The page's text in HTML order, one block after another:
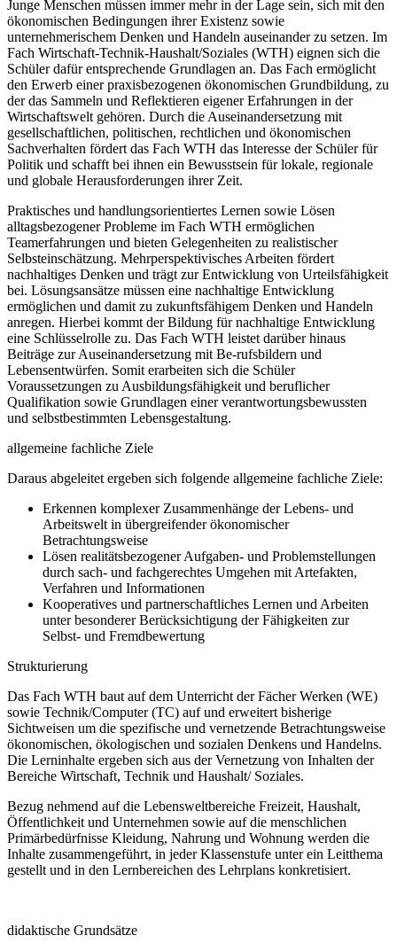
Junge Menschen müssen immer mehr in der Lage sein, sich mit den
ökonomischen Bedingungen ihrer Existenz sowie
unternehmerischem Denken und Handeln auseinander zu setzen. Im
Fach Wirtschaft-Technik-Haushalt/Soziales (WTH) eignen sich die
Schüler dafür entsprechende Grundlagen an. Das Fach ermöglicht
den Erwerb einer praxisbezogenen ökonomischen Grundbildung, zu
der das Sammeln und Reflektieren eigener Erfahrungen in der
Wirtschaftswelt gehören. Durch die Auseinandersetzung mit
gesellschaftlichen, politischen, rechtlichen und ökonomischen
Sachverhalten fördert das Fach WTH das Interesse der Schüler für
Politik und schafft bei ihnen ein Bewusstsein für lokale, regionale
und globale Herausforderungen ihrer Zeit.
Praktisches und handlungsorientiertes Lernen sowie Lösen
alltagsbezogener Probleme im Fach WTH ermöglichen
Teamerfahrungen und bieten Gelegenheiten zu realistischer
Selbsteinschätzung. Mehrperspektivisches Arbeiten fördert
nachhaltiges Denken und trägt zur Entwicklung von Urteilsfähigkeit
bei. Lösungsansätze müssen eine nachhaltige Entwicklung
ermöglichen und damit zu zukunftsfähigem Denken und Handeln
anregen. Hierbei kommt der Bildung für nachhaltige Entwicklung
eine Schlüsselrolle zu. Das Fach WTH leistet darüber hinaus
Beiträge zur Auseinandersetzung mit Be-rufsbildern und
Lebensentwürfen. Somit erarbeiten sich die Schüler
Voraussetzungen zu Ausbildungsfähigkeit und beruflicher
Qualifikation sowie Grundlagen einer verantwortungsbewussten
und selbstbestimmten Lebensgestaltung.
allgemeine fachliche Ziele
Daraus abgeleitet ergeben sich folgende allgemeine fachliche Ziele:
Erkennen komplexer Zusammenhänge der Lebens- und
Arbeitswelt in übergreifender ökonomischer
Betrachtungsweise
Lösen realitätsbezogener Aufgaben- und Problemstellungen
durch sach- und fachgerechtes Umgehen mit Artefakten,
Verfahren und Informationen
Kooperatives und partnerschaftliches Lernen und Arbeiten
unter besonderer Berücksichtigung der Fähigkeiten zur
Selbst- und Fremdbewertung
Strukturierung
Das Fach WTH baut auf dem Unterricht der Fächer Werken (WE)
sowie Technik/Computer (TC) auf und erweitert bisherige
Sichtweisen um die spezifische und vernetzende Betrachtungsweise
ökonomischen, ökologischen und sozialen Denkens und Handelns.
Die Lerninhalte ergeben sich aus der Vernetzung von Inhalten der
Bereiche Wirtschaft, Technik und Haushalt/ Soziales.
Bezug nehmend auf die Lebensweltbereiche Freizeit, Haushalt,
Öffentlichkeit und Unternehmen sowie auf die menschlichen
Primärbedürfnisse Kleidung, Nahrung und Wohnung werden die
Inhalte zusammengeführt, in jeder Klassenstufe unter ein Leitthema
gestellt und in den Lernbereichen des Lehrplans konkretisiert.
didaktische Grundsätze